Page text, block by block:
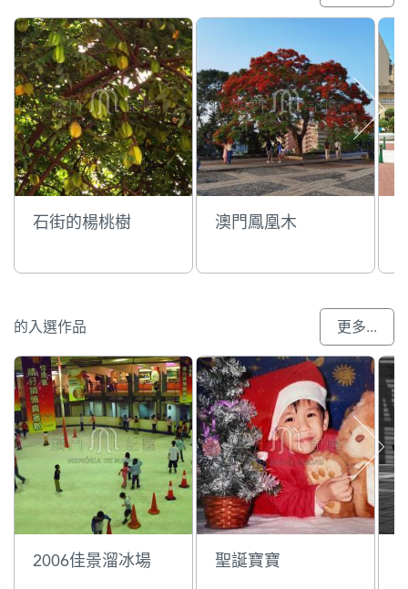
石街的楊桃樹 澳門鳳凰木
的入選作品 更多...
2006佳景溜冰場 聖誕寶寶